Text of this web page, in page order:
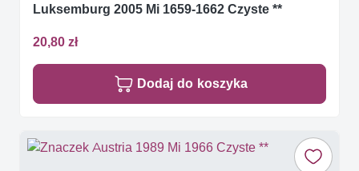
Luksemburg 2005 Mi 1659-1662 Czyste **
20,80 zł
Dodaj do koszyka